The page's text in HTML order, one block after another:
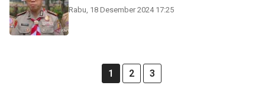
Rabu, 18 Desember 2024 17:25
1 2 3